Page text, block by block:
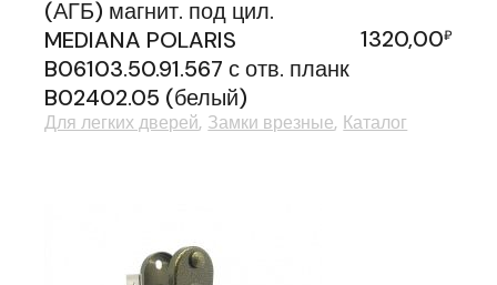
(АГБ) магнит. под цил.
MEDIANA POLARIS
B06103.50.91.567 с отв. планк
B02402.05 (белый)
1320,00₽
Для легких дверей Замки врезные Каталог